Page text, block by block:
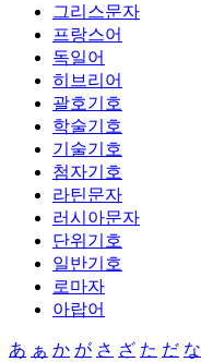
그리스문자
프랑스어
독일어
히브리어
괄호기호
학술기호
기술기호
첨자기호
라틴문자
러시아문자
단위기호
일반기호
로마자
아랍어
あ ぁ か が さ ざ た だ な